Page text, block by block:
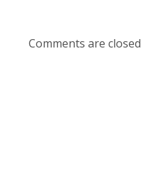
Comments are closed